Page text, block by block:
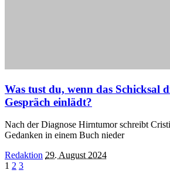
Was tust du, wenn das Schicksal
Gespräch einlädt?
Nach der Diagnose Hirntumor schreibt
Gedanken in einem Buch nieder
Posted
by
Redaktion 29. August 2024
1 2 3